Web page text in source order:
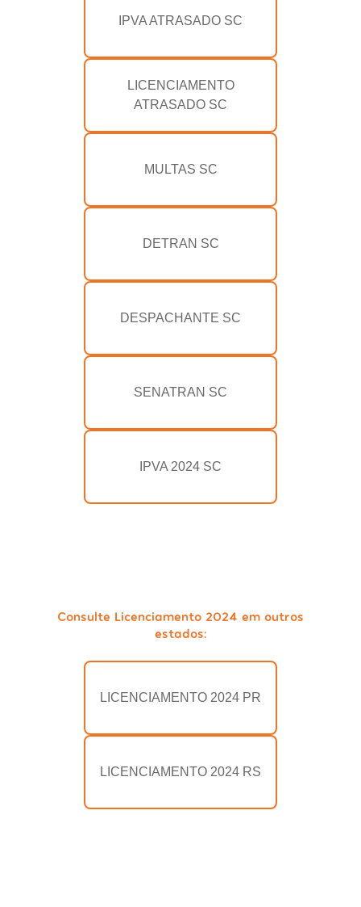
IPVA ATRASADO SC
LICENCIAMENTO
ATRASADO SC
MULTAS SC
DETRAN SC
DESPACHANTE SC
SENATRAN SC
IPVA 2024 SC
Consulte Licenciamento 2024 em outros
estados:
LICENCIAMENTO 2024 PR
LICENCIAMENTO 2024 RS